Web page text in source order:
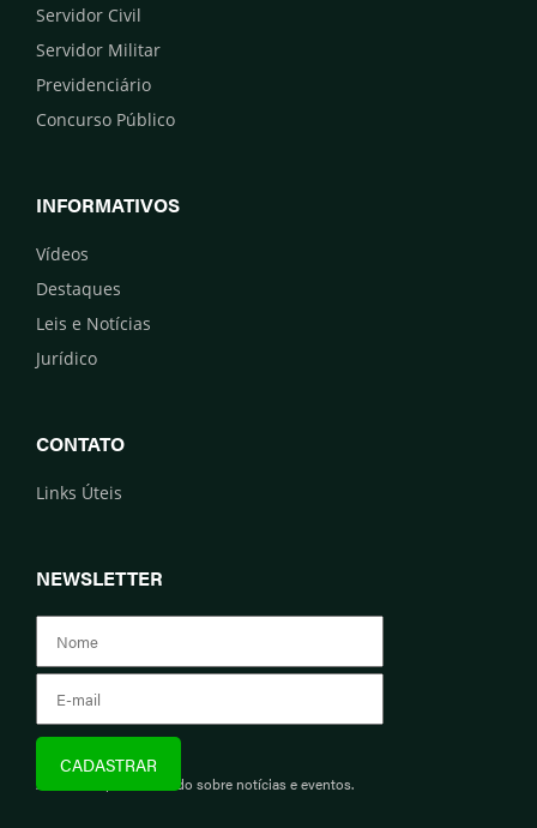
Servidor Civil
Servidor Militar
Previdenciário
Concurso Público
INFORMATIVOS
Vídeos
Destaques
Leis e Notícias
Jurídico
CONTATO
Links Úteis
NEWSLETTER
Assine e fique informado sobre notícias e eventos.